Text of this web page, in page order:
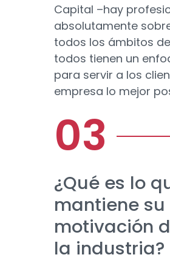
Capital –hay
absolutamente
todos los ámbitos
todos tienen un
para servir a los
empresa lo mejor
¿Qué es lo
mantiene su
motivación
la industria?